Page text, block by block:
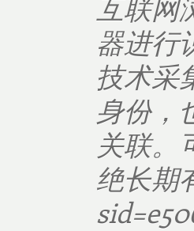
互联网
器进行
技术采
身份，
关联。
绝长期